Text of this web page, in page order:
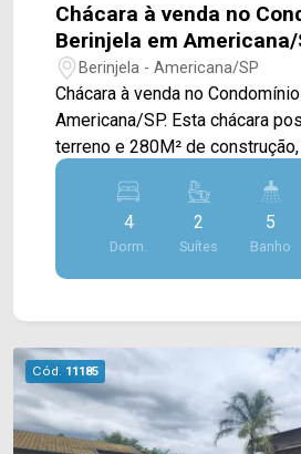
Chácara à venda no
Berinjela em Americana/
Berinjela - Americana/SP
Chácara à venda no
Americana/SP. Esta chácara possui 5.400M² de
terreno e 280M² de
sala de estar e de jantar
área de serviço. > 04 quartos, sendo 02 suítes; >
05 banheiros, sendo 01 social,
lavabo; > 05 vagas de
cobertas. *Aceita financiamento. *Aceita permuta.
Esta região conta cm a
e outras chácaras ao redor. Entre em contato com
a equipe da Arbix Imóveis e
WhatsApp e Telefone: (19) 3475-
4
Dorm.
2
Suítes
5
Banho
Cód. 11185